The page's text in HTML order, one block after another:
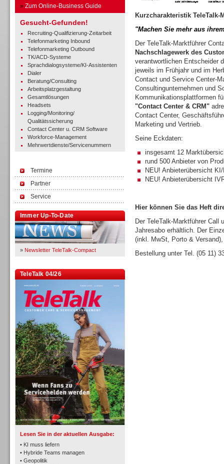
» Zum Online-Business Guide
Gesucht-Gefunden!
Recruiting-Qualifizierung-Zeitarbeit
Telefonmarketing Inbound
Telefonmarketing Outbound
TK/ACD-Systeme
Sprachdialogsysteme/KI-Assistenten
Dialer
Beratung/Consulting
Arbeitsplatzgestaltung
Gesamtlösungen
Headsets
Logging/Monitoring/
Qualitätssicherung
Contact Center u. CRM Software
Workforce-Management
Mehrwertdienste/Servicenummern
Termine
Partner
Service
Immer Up-To-Date
» Newsletter TeleTalk-Compact
TeleTalk 04/26
Lesen Sie in der aktuellen Ausgabe:
• KI muss liefern
• Hybride Teams managen
• Geopolitik
TK- und ACD-Systeme
Kurzcharakteristik TeleTalk-
"Machen Sie mehr aus
Der TeleTalk-Marktführer
Nachschlagewerk des
verantwortlichen Entscheider
jeweils im Frühjahr und im
Contact und Service Center-
Consultingunternehmen und
Kommunikationsplattformen
"Contact Center & CRM"
Contact Center,
Marketing und Vertrieb.
Seine Eckdaten:
insgesamt 12
rund 500 Anbieter von
NEU! Anbieterübersicht
NEU! Anbieterübersicht
Hier können Sie das Heft
Der TeleTalk-Marktführer
Jahresabo erhältlich. Der
(inkl. MwSt, Porto &
Bestellung unter Tel. (05 11)